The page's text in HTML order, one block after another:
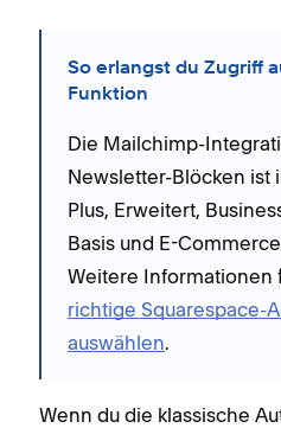
So erlangst du Zugriff
Funktion
Die Mailchimp-
Newsletter-Blöcken ist
Plus, Erweitert,
Basis und E-
Weitere Informationen
richtige Squarespace-
auswählen.
Wenn du die klassische